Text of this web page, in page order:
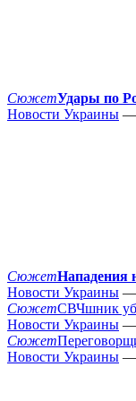
СюжетУдары по
Новости Украины —
СюжетНападения
Новости Украины —
СюжетСВЧшник
Новости Украины —
Сюжет
Новости Украины —